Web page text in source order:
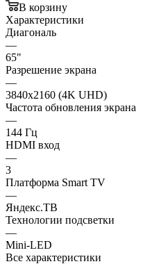
В корзину
Характеристики
Диагональ
—
65"
Разрешение экрана
—
3840x2160 (4K UHD)
Частота обновления экрана
—
144 Гц
HDMI вход
—
3
Платформа Smart TV
—
Яндекс.ТВ
Технологии подсветки
—
Mini-LED
Все характеристики